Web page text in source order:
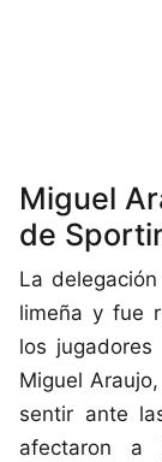
Miguel
de
La
limeña y fue
los
Miguel
sentir ante
afectaron a